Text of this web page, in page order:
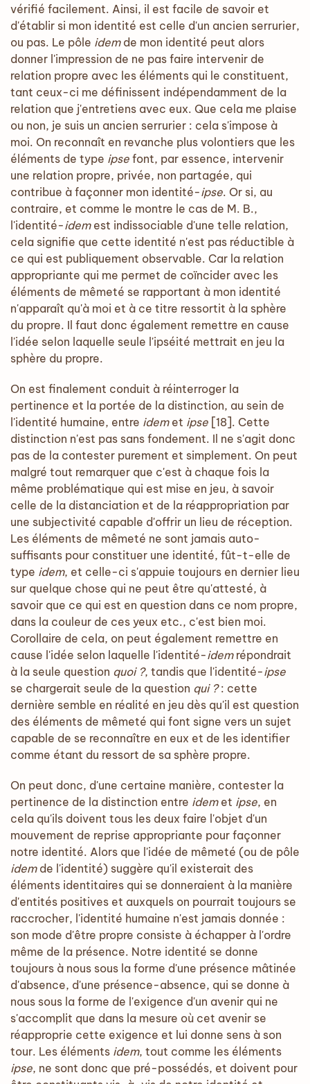
vérifié facilement. Ainsi, il est facile de savoir et
d'établir si mon identité est celle d'un ancien serrurier,
ou pas. Le pôle idemde mon identité peut alors
donner l'impression de ne pas faire intervenir de
relation propre avec les éléments qui le constituent,
tant ceux-ci me définissent indépendamment de la
relation que j'entretiens avec eux. Que cela me plaise
ou non, je suis un ancien serrurier : cela s'impose à
moi. On reconnaît en revanche plus volontiers que les
éléments de type ipse font, par essence, intervenir
une relation propre, privée, non partagée, qui
contribue à façonner mon identité-ipse. Or si, au
contraire, et comme le montre le cas de M. B.,
l'identité-idemest indissociable d'une telle relation,
cela signifie que cette identité n'est pas réductible à
ce qui est publiquement observable. Car la relation
appropriante qui me permet de coïncider avec les
éléments de mêmeté se rapportant à mon identité
n'apparaît qu'à moi et à ce titre ressortit à la sphère
du propre. Il faut donc également remettre en cause
l'idée selon laquelle seule l'ipséité mettrait en jeu la
sphère du propre.
On est finalement conduit à réinterroger la
pertinence et la portée de la distinction, au sein de
l'identité humaine, entre idemet ipse [18]. Cette
distinction n'est pas sans fondement. Il ne s'agit donc
pas de la contester purement et simplement. On peut
malgré tout remarquer que c'est à chaque fois la
même problématique qui est mise en jeu, à savoir
celle de la distanciation et de la réappropriation par
une subjectivité capable d'offrir un lieu de réception.
Les éléments de mêmeté ne sont jamais auto-
suffisants pour constituer une identité, fût-t-elle de
type idem, et celle-ci s'appuie toujours en dernier lieu
sur quelque chose qui ne peut être qu'attesté, à
savoir que ce qui est en question dans ce nom propre,
dans la couleur de ces yeux etc., c'est bien moi.
Corollaire de cela, on peut également remettre en
cause l'idée selon laquelle l'identité-idemrépondrait
à la seule question quoi ?, tandis que l'identité-ipse
se chargerait seule de la question qui ?: cette
dernière semble en réalité en jeu dès qu'il est question
des éléments de mêmeté qui font signe vers un sujet
capable de se reconnaître en eux et de les identifier
comme étant du ressort de sa sphère propre.
On peut donc, d'une certaine manière, contester la
pertinence de la distinction entre idemet ipse, en
cela qu'ils doivent tous les deux faire l'objet d'un
mouvement de reprise appropriante pour façonner
notre identité. Alors que l'idée de mêmeté (ou de pôle
idemde l'identité) suggère qu'il existerait des
éléments identitaires qui se donneraient à la manière
d'entités positives et auxquels on pourrait toujours se
raccrocher, l'identité humaine n'est jamais donnée :
son mode d'être propre consiste à échapper à l'ordre
même de la présence. Notre identité se donne
toujours à nous sous la forme d'une présence mâtinée
d'absence, d'une présence-absence, qui se donne à
nous sous la forme de l'exigence d'un avenir qui ne
s'accomplit que dans la mesure où cet avenir se
réapproprie cette exigence et lui donne sens à son
tour. Les éléments idem, tout comme les éléments
ipse, ne sont donc que pré-possédés, et doivent pour